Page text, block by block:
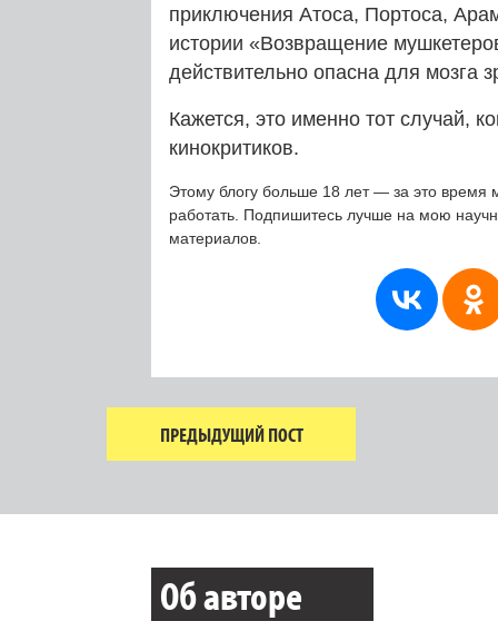
приключения Атоса, Портоса,
истории «Возвращение
действительно опасна для мозга
Кажется, это именно тот случай,
кинокритиков.
Этому блогу больше 18 лет — за это время
работать. Подпишитесь лучше на мою
материалов.
ПРЕДЫДУЩИЙ ПОСТ
Об авторе